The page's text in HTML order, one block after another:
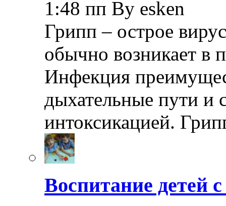
1:48 пп By esken
Грипп – острое
обычно возникает в
Инфекция
дыхательные пути и
интоксикацией.
Воспитание детей